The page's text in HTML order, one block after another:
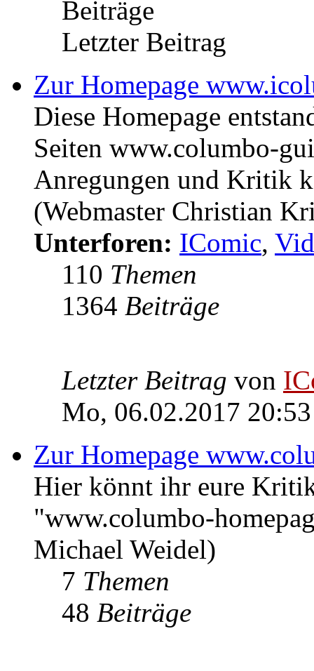
Beiträge
Letzter Beitrag
Zur Homepage
Diese Homepage
Seiten www.columbo-
Anregungen und Kritik
(Webmaster Christian
Unterforen: IComic,
110 Themen
1364 Beiträge
Letzter Beitrag von
Mo, 06.02.2017 20:53
Zur Homepage
Hier könnt ihr eure
"www.columbo-
Michael Weidel)
7 Themen
48 Beiträge